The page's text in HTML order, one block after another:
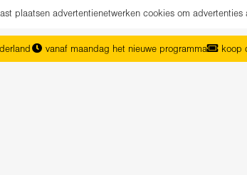
plaatsen advertentienetwerken cookies om
vanaf maandag het nieuwe programma koop